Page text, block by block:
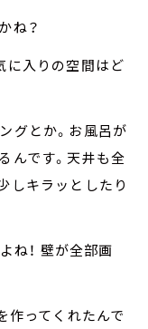
ね？
に入りの空間はど
グとか。お風呂が
んです。天井も全
しキラッとしたり
ね！ 壁が全部画
作ってくれたんで